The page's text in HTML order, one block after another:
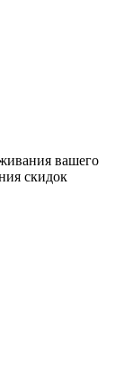
вашего
скидок